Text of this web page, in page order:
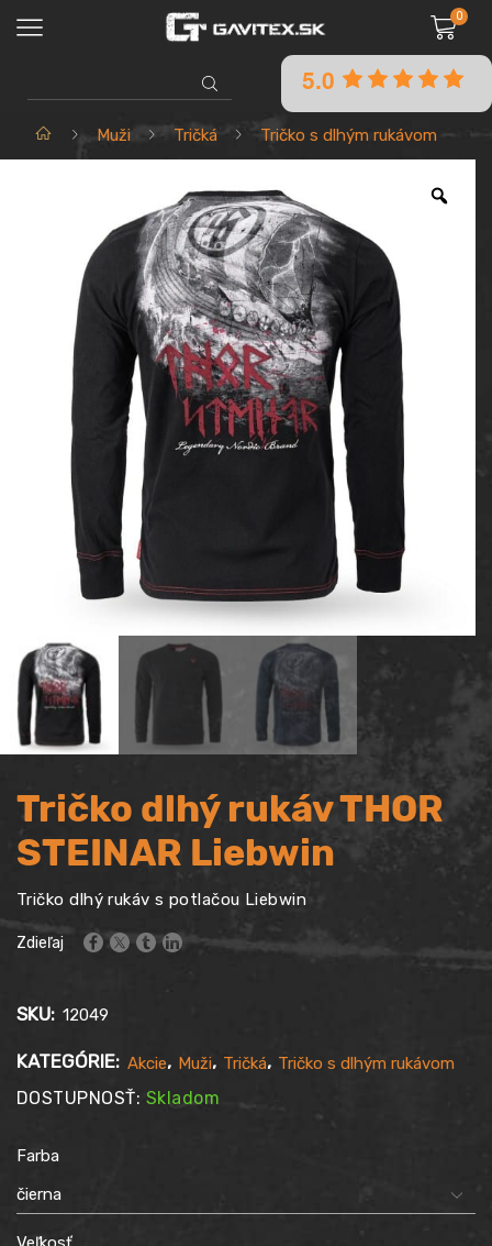
0
SEARCH
INPUT
5.0
Domov Muži Tričká Tričko s dlhým rukávom
Tričko dlhý rukáv THOR
STEINAR Liebwin
Tričko dlhý rukáv s potlačou Liebwin
Zdieľaj
SKU: 12049
KATEGÓRIE: Akcie, Muži, Tričká, Tričko s dlhým rukávom
DOSTUPNOSŤ: Skladom
Farba